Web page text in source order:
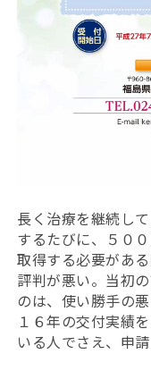
長く治療を継続し
するたびに、５０
取得する必要があ
評判が悪い。当初
のは、使い勝手の
１６年の交付実績
いる人でさえ、申